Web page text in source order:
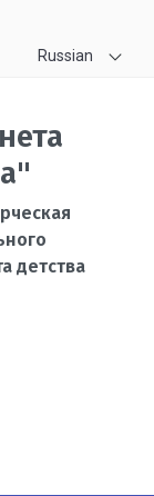
Russian
детства